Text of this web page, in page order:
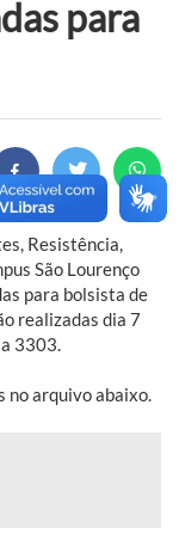
para
Resistência,
São Lourenço
para bolsista de
realizadas dia 7
3303.
arquivo abaixo.